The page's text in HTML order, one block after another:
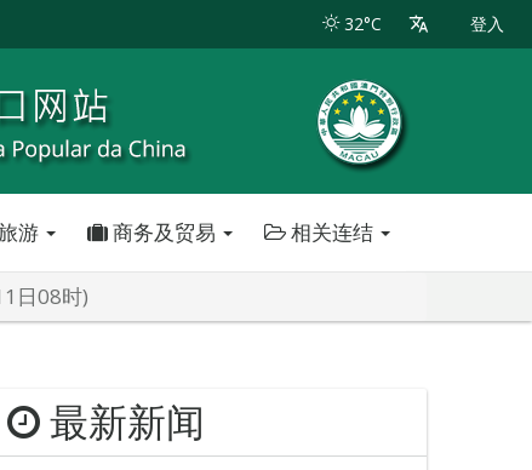
32°C 登入
游 商务及贸易 相关连结
日08时)
最新新闻